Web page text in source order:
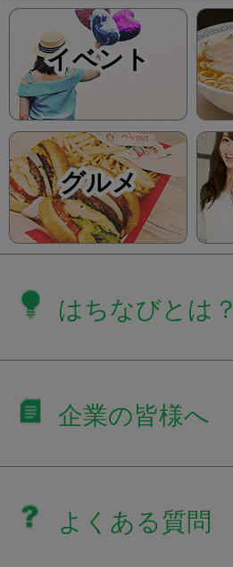
イベント
グルメ
はちなびとは？
企業の皆様へ
よくある質問